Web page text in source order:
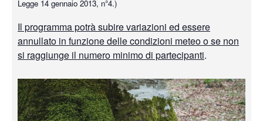
Legge 14 gennaio 2013, n°4.)
Il programma potrà subire variazioni ed essere
annullato in funzione delle condizioni meteo o se non
si raggiunge il numero minimo di partecipanti.